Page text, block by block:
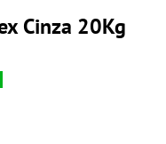
Cinza 20Kg